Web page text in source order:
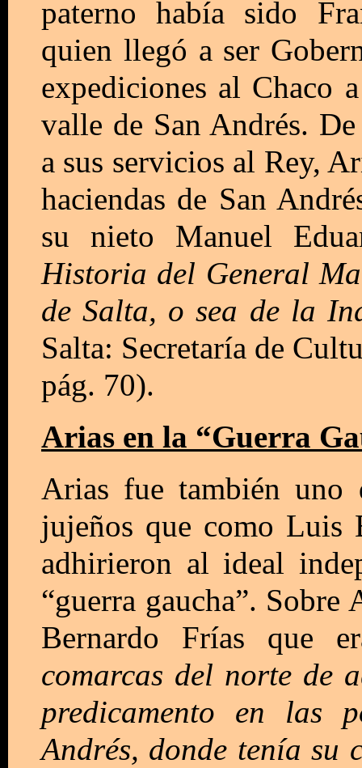
paterno había sido
quien llegó a ser
expediciones al Chaco
valle de San Andrés.
a sus servicios al Rey,
haciendas de San
su nieto Manuel
Historia del General
de Salta, o sea de la
Salta: Secretaría de
pág. 70).
Arias en la “Guerra
Arias fue también uno
jujeños que como Luis
adhirieron al ideal
“guerra gaucha”.
Bernardo Frías que
comarcas del norte de
predicamento en las
Andrés, donde tenía su